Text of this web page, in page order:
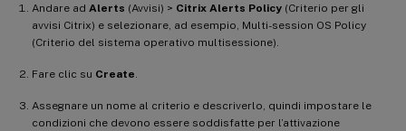
Andare ad Alerts (Avvisi) > Citrix Alerts Policy (Criterio per gli
avvisi Citrix) e selezionare, ad esempio, Multi-session OS Policy
(Criterio del sistema operativo multisessione).
Fare clic su Create.
Assegnare un nome al criterio e descriverlo, quindi impostare le
condizioni che devono essere soddisfatte per l’attivazione